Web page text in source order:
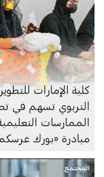
كلية الإمارات للتطوير
التربوي تسهم في
الممارسات
مبادرة «بورك
المجتمع